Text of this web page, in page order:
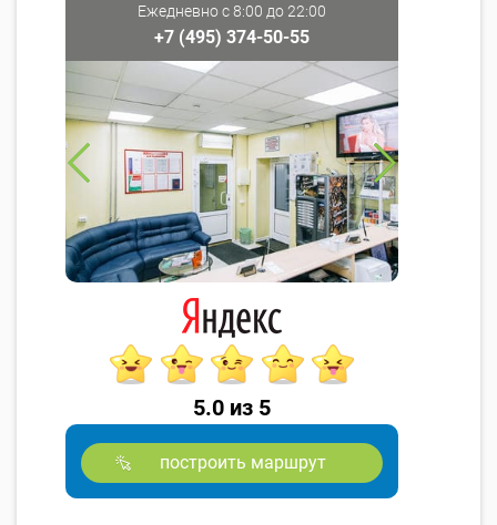
Ежедневно с 8:00 до 22:00
+7 (495) 374-50-55
5.0 из 5
построить маршрут